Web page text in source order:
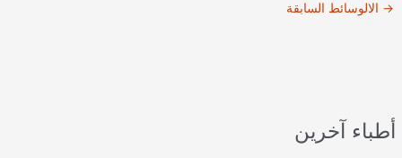
أطباء آخرين
→ الالوسائط السابقة